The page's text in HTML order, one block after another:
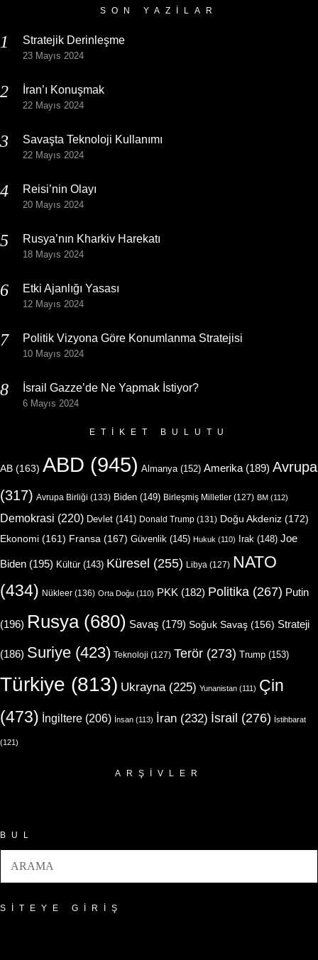
SON YAZILAR
Stratejik Derinleşme
23 Mayıs 2024
İran’ı Konuşmak
22 Mayıs 2024
Savaşta Teknoloji Kullanımı
22 Mayıs 2024
Reisi’nin Olayı
20 Mayıs 2024
Rusya’nın Kharkiv Harekatı
18 Mayıs 2024
Etki Ajanlığı Yasası
12 Mayıs 2024
Politik Vizyona Göre Konumlanma Stratejisi
10 Mayıs 2024
İsrail Gazze’de Ne Yapmak İstiyor?
6 Mayıs 2024
ETIKET BULUTU
AB (163) ABD (945) Almanya(152) Amerika (189) Avrupa
(317) Avrupa Birliği (133) Biden (149) Birleşmiş Milletler (127) BM (112)
Demokrasi (220) Devlet (141) Donald Trump (131) Doğu Akdeniz (172)
Ekonomi (161) Fransa (167) Güvenlik (145) Hukuk (110) Irak (148) Joe
Biden (195) Kültür(143) Küresel (255) Libya (127) NATO
(434) Nükleer (136) Orta Doğu (110) PKK (182) Politika (267) Putin
(196) Rusya(680) Savaş (179) Soğuk Savaş (156) Strateji
(186) Suriye (423) Teknoloji (127) Terör (273) Trump (153)
Türkiye (813) Ukrayna(225) Yunanistan (111) Çin
(473) İngiltere (206) İnsan (113) İran (232) İsrail (276) İstihbarat
(121)
ARŞIVLER
BUL
SITEYE GIRIŞ